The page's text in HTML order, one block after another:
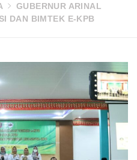
GUBERNUR ARINAL
DAN BIMTEK E-KPB